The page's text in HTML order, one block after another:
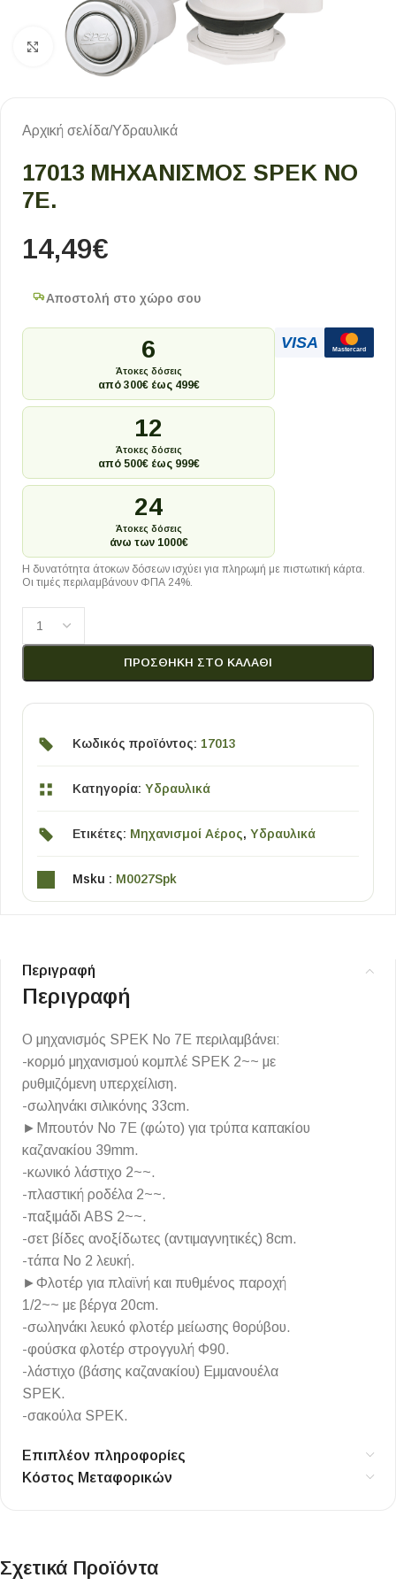
Κλικ για μεγέθυνση
Αρχική σελίδα/Υδραυλικά
17013 ΜΗΧΑΝΙΣΜΌΣ SPEK ΝΟ
7Ε.
14,49€
Αποστολή στο χώρο σου
6
Άτοκες δόσεις
από 300€ έως 499€
12
Άτοκες δόσεις
από 500€ έως 999€
24
Άτοκες δόσεις
άνω των 1000€
VISA Mastercard
Η δυνατότητα άτοκων δόσεων ισχύει για πληρωμή με πιστωτική κάρτα.
Οι τιμές περιλαμβάνουν ΦΠΑ 24%.
ΠΡΟΣΘΉΚΗ ΣΤΟ ΚΑΛΆΘΙ
Κωδικός προϊόντος: 17013
Κατηγορία: Υδραυλικά
Ετικέτες: Μηχανισμοί Αέρος, Υδραυλικά
Msku : M0027Spk
Περιγραφή
Περιγραφή
Ο μηχανισμός SPEK Νο 7Ε περιλαμβάνει:
-κορμό μηχανισμού κομπλέ SPEK 2~~ με
ρυθμιζόμενη υπερχείλιση.
-σωληνάκι σιλικόνης 33cm.
►Μπουτόν Νο 7E (φώτο) για τρύπα καπακίου
καζανακίου 39mm.
-κωνικό λάστιχο 2~~.
-πλαστική ροδέλα 2~~.
-παξιμάδι ABS 2~~.
-σετ βίδες ανοξίδωτες (αντιμαγνητικές) 8cm.
-τάπα Νο 2 λευκή.
►Φλοτέρ για πλαϊνή και πυθμένος παροχή
1/2~~ με βέργα 20cm.
-σωληνάκι λευκό φλοτέρ μείωσης θορύβου.
-φούσκα φλοτέρ στρογγυλή Φ90.
-λάστιχο (βάσης καζανακίου) Εμμανουέλα
SPEK.
-σακούλα SPEK.
Επιπλέον πληροφορίες
Κόστος Μεταφορικών
Σχετικά Προϊόντα